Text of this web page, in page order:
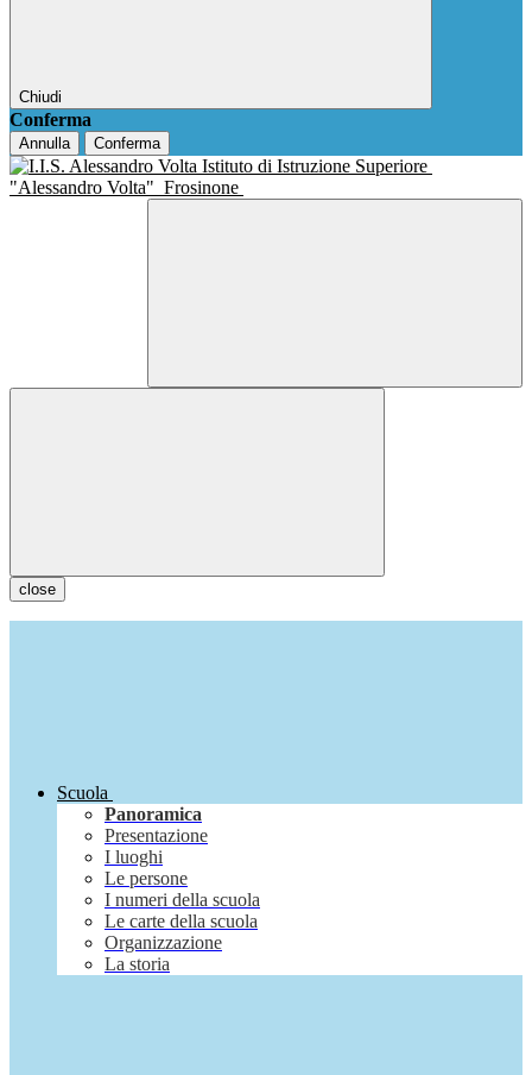
Chiudi
Conferma
Annulla Conferma
Istituto di Istruzione Superiore
"Alessandro Volta" Frosinone
close
Scuola
Panoramica
Presentazione
I luoghi
Le persone
I numeri della scuola
Le carte della scuola
Organizzazione
La storia